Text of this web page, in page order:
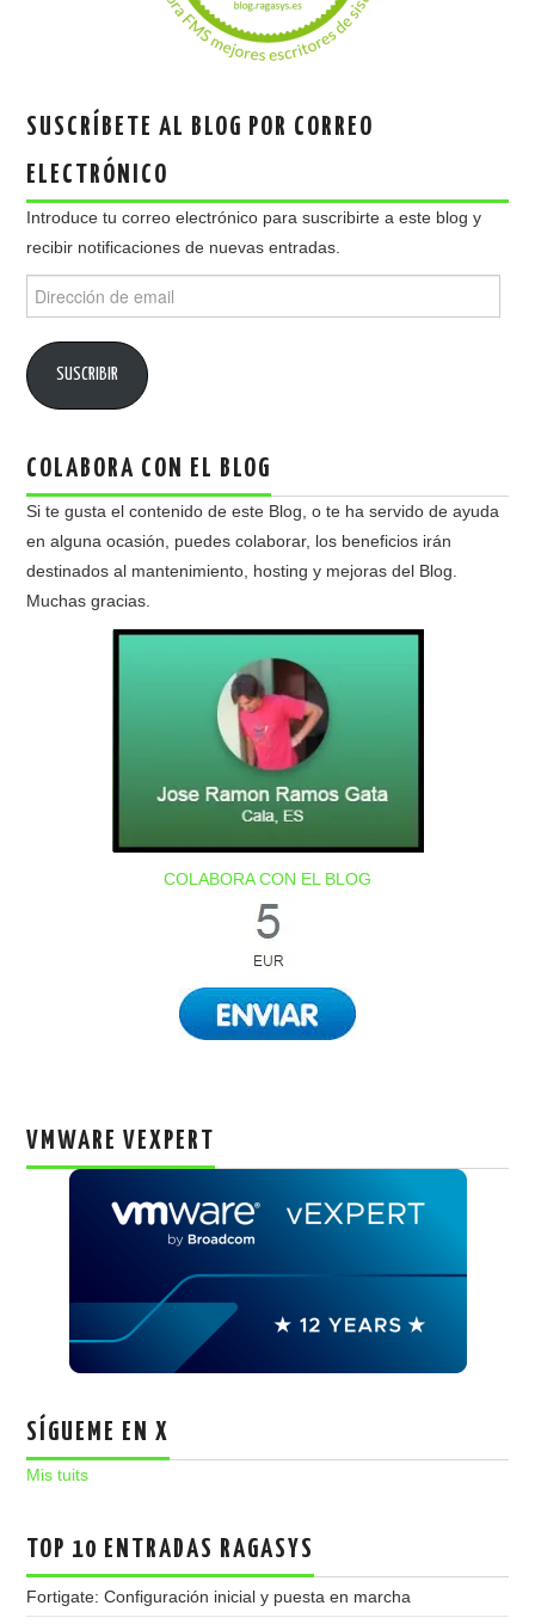
SUSCRÍBETE AL BLOG POR CORREO
ELECTRÓNICO
Introduce tu correo electrónico para suscribirte a este blog y
recibir notificaciones de nuevas entradas.
de
SUSCRIBIR
COLABORA CON EL BLOG
Si te gusta el contenido de este Blog, o te ha servido de ayuda
en alguna ocasión, puedes colaborar, los beneficios irán
destinados al mantenimiento, hosting y mejoras del Blog.
Muchas gracias.
COLABORA CON EL BLOG
VMWARE VEXPERT
SÍGUEME EN X
Mis tuits
TOP 10 ENTRADAS RAGASYS
Fortigate: Configuración inicial y puesta en marcha